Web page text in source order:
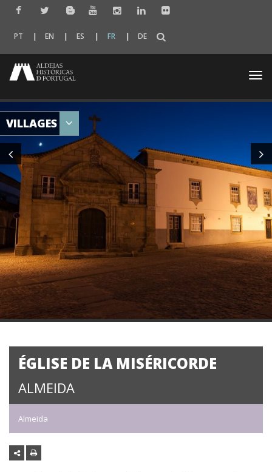
PT EN ES FR DE
VILLAGES
ÉGLISE DE LA MISÉRICORDE
ALMEIDA
Almeida